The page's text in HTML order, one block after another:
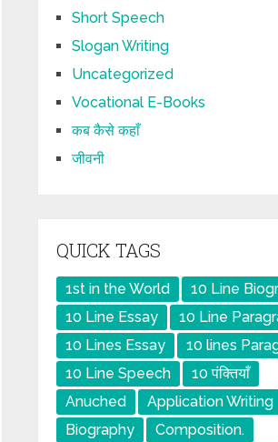
Short Speech
Slogan Writing
Uncategorized
Vocational E-Books
कब कैसे कहाँ
जीवनी
QUICK TAGS
1st in the World
10 Line
10 Line Essay
10 Line
10 Lines Essay
10 lines
10 Line Speech
10 पंक्तियाँ
Anuched
Application Writing
Biography
Composition.